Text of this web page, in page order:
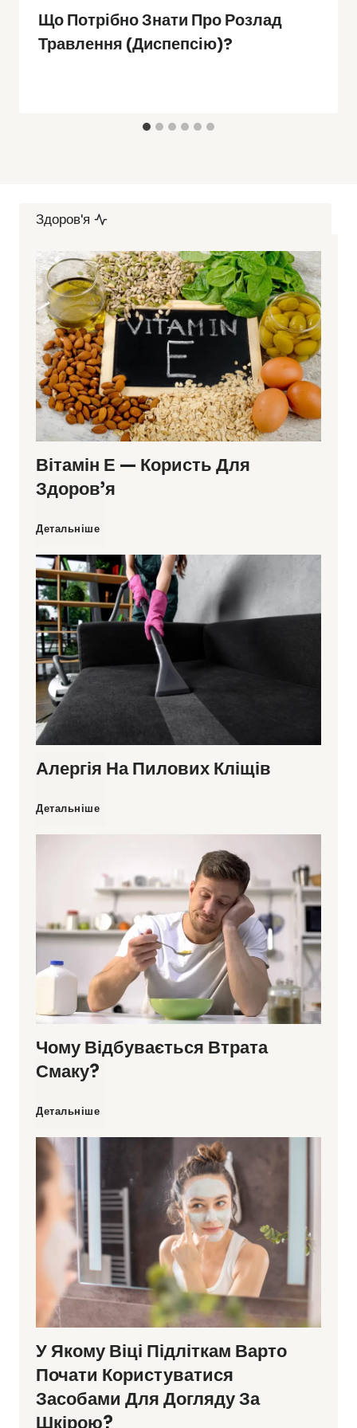
Що Потрібно Знати Про Розлад
Травлення (диспепсію)?
Здоров'я
Вітамін Е — Користь Для
Здоров’я
ДетальнішеВ
і
т
н
Е
к
о
р
и
с
л
я
з
д
о
р
Алергія На Пилових Кліщів
ДетальнішеА
е
р
г
і
я
и
л
о
в
и
х
Чому Відбувається Втрата
Смаку?
ДетальнішеЧ
м
у
в
і
д
У Якому Віці Підліткам Варто
Почати Користуватися
Засобами Для Догляду За
Шкірою?